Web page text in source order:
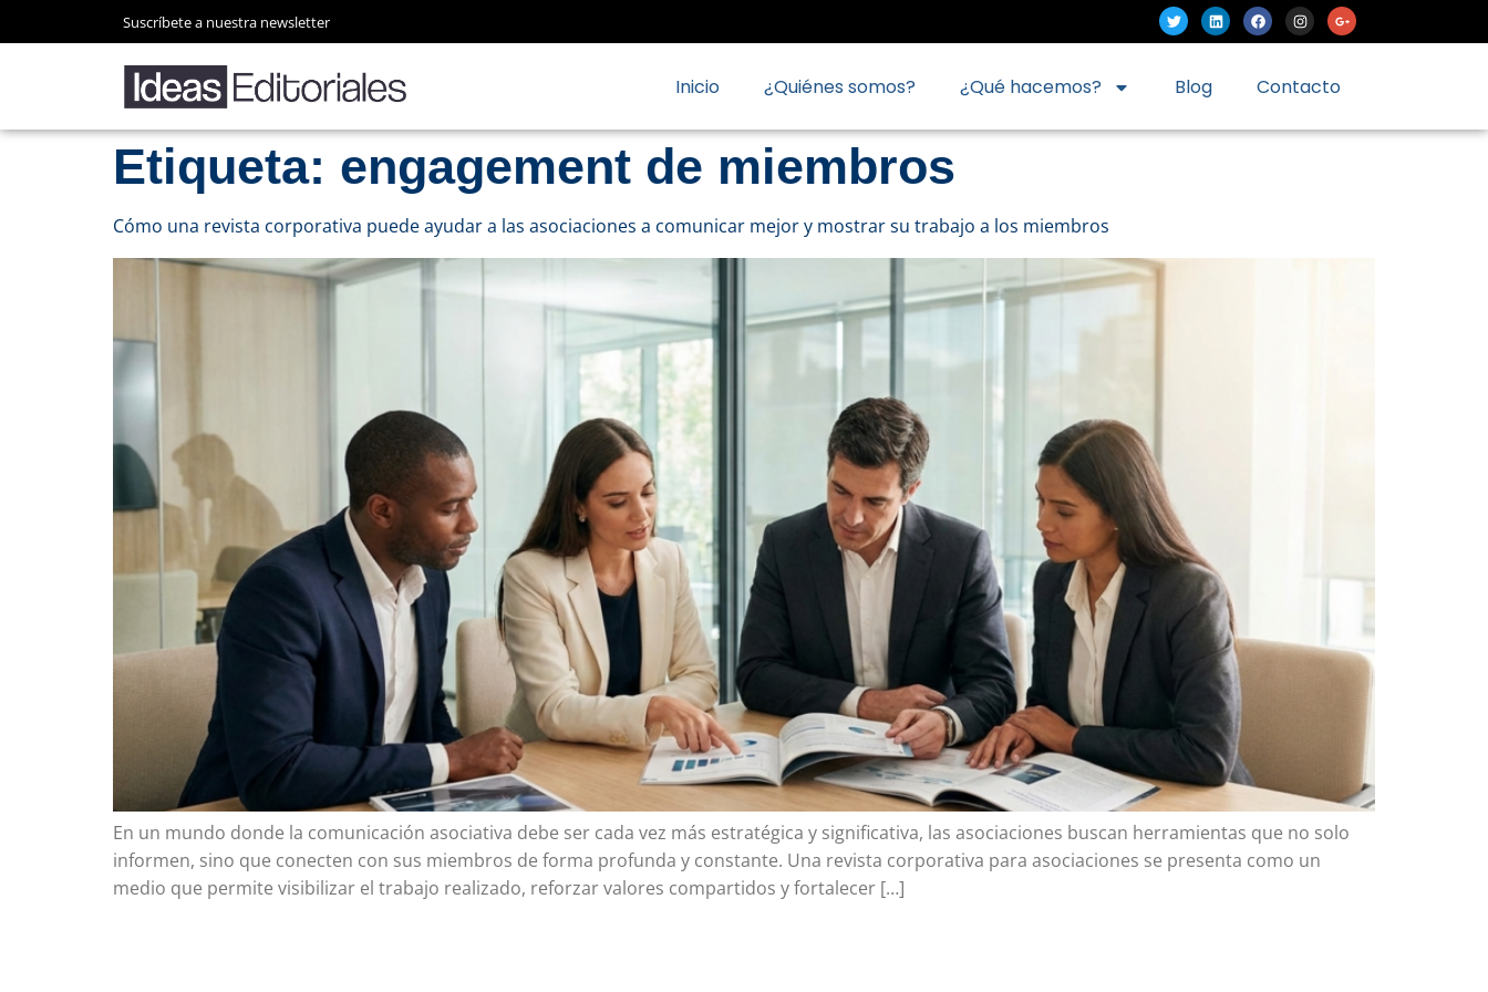
Suscríbete a nuestra newsletter
Inicio ¿Quiénes somos? ¿Qué hacemos? Blog Contacto
Etiqueta: engagement de miembros
Cómo una revista corporativa puede ayudar a las asociaciones a comunicar mejor y mostrar su trabajo a los miembros
En un mundo donde la comunicación asociativa debe ser cada vez más estratégica y significativa, las asociaciones buscan herramientas que no solo
informen, sino que conecten con sus miembros de forma profunda y constante. Una revista corporativa para asociaciones se presenta como un
medio que permite visibilizar el trabajo realizado, reforzar valores compartidos y fortalecer […]